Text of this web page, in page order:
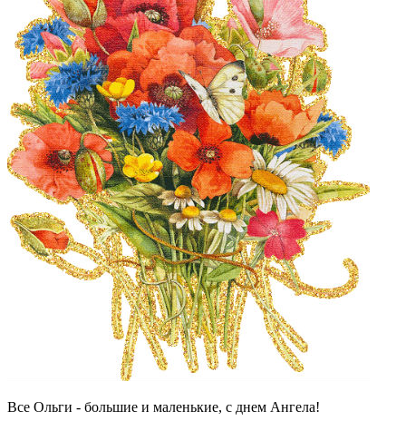
Все Ольги - большие и маленькие, с днем Ангела!